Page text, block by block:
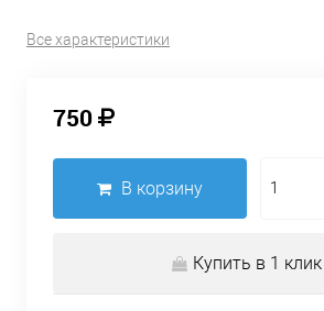
Все характеристики
750
В корзину
Купить в 1 клик